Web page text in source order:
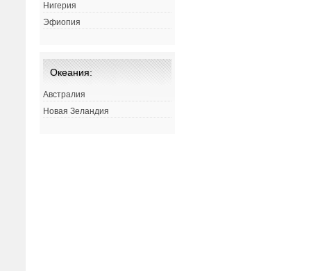
Нигерия
Эфиопия
Океания:
Австралия
Новая Зеландия